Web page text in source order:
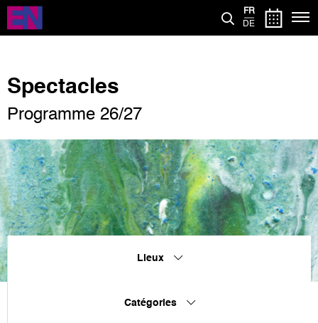
Aller
contenu
FR
DE
Spectacles
Programme 26/27
Lieux
Catégories